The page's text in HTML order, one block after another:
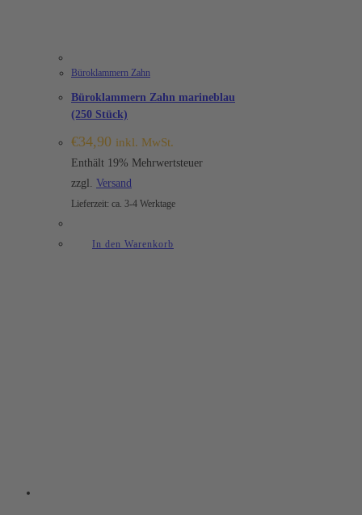
Büroklammern Zahn
Büroklammern Zahn marineblau
(250 Stück)
€34,90 inkl. MwSt.
Enthält 19% Mehrwertsteuer
zzgl. Versand
Lieferzeit: ca. 3-4 Werktage
In den Warenkorb